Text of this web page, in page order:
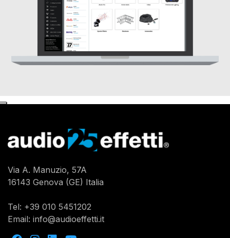
Via A. Manuzio, 57A
16143 Genova (GE) Italia
Tel: +39 010 5451202
Email: info@audioeffetti.it